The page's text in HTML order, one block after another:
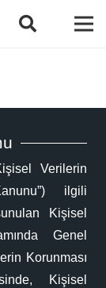
Verilerin
ilgili
Kişisel
Genel
Korunması
Kişisel